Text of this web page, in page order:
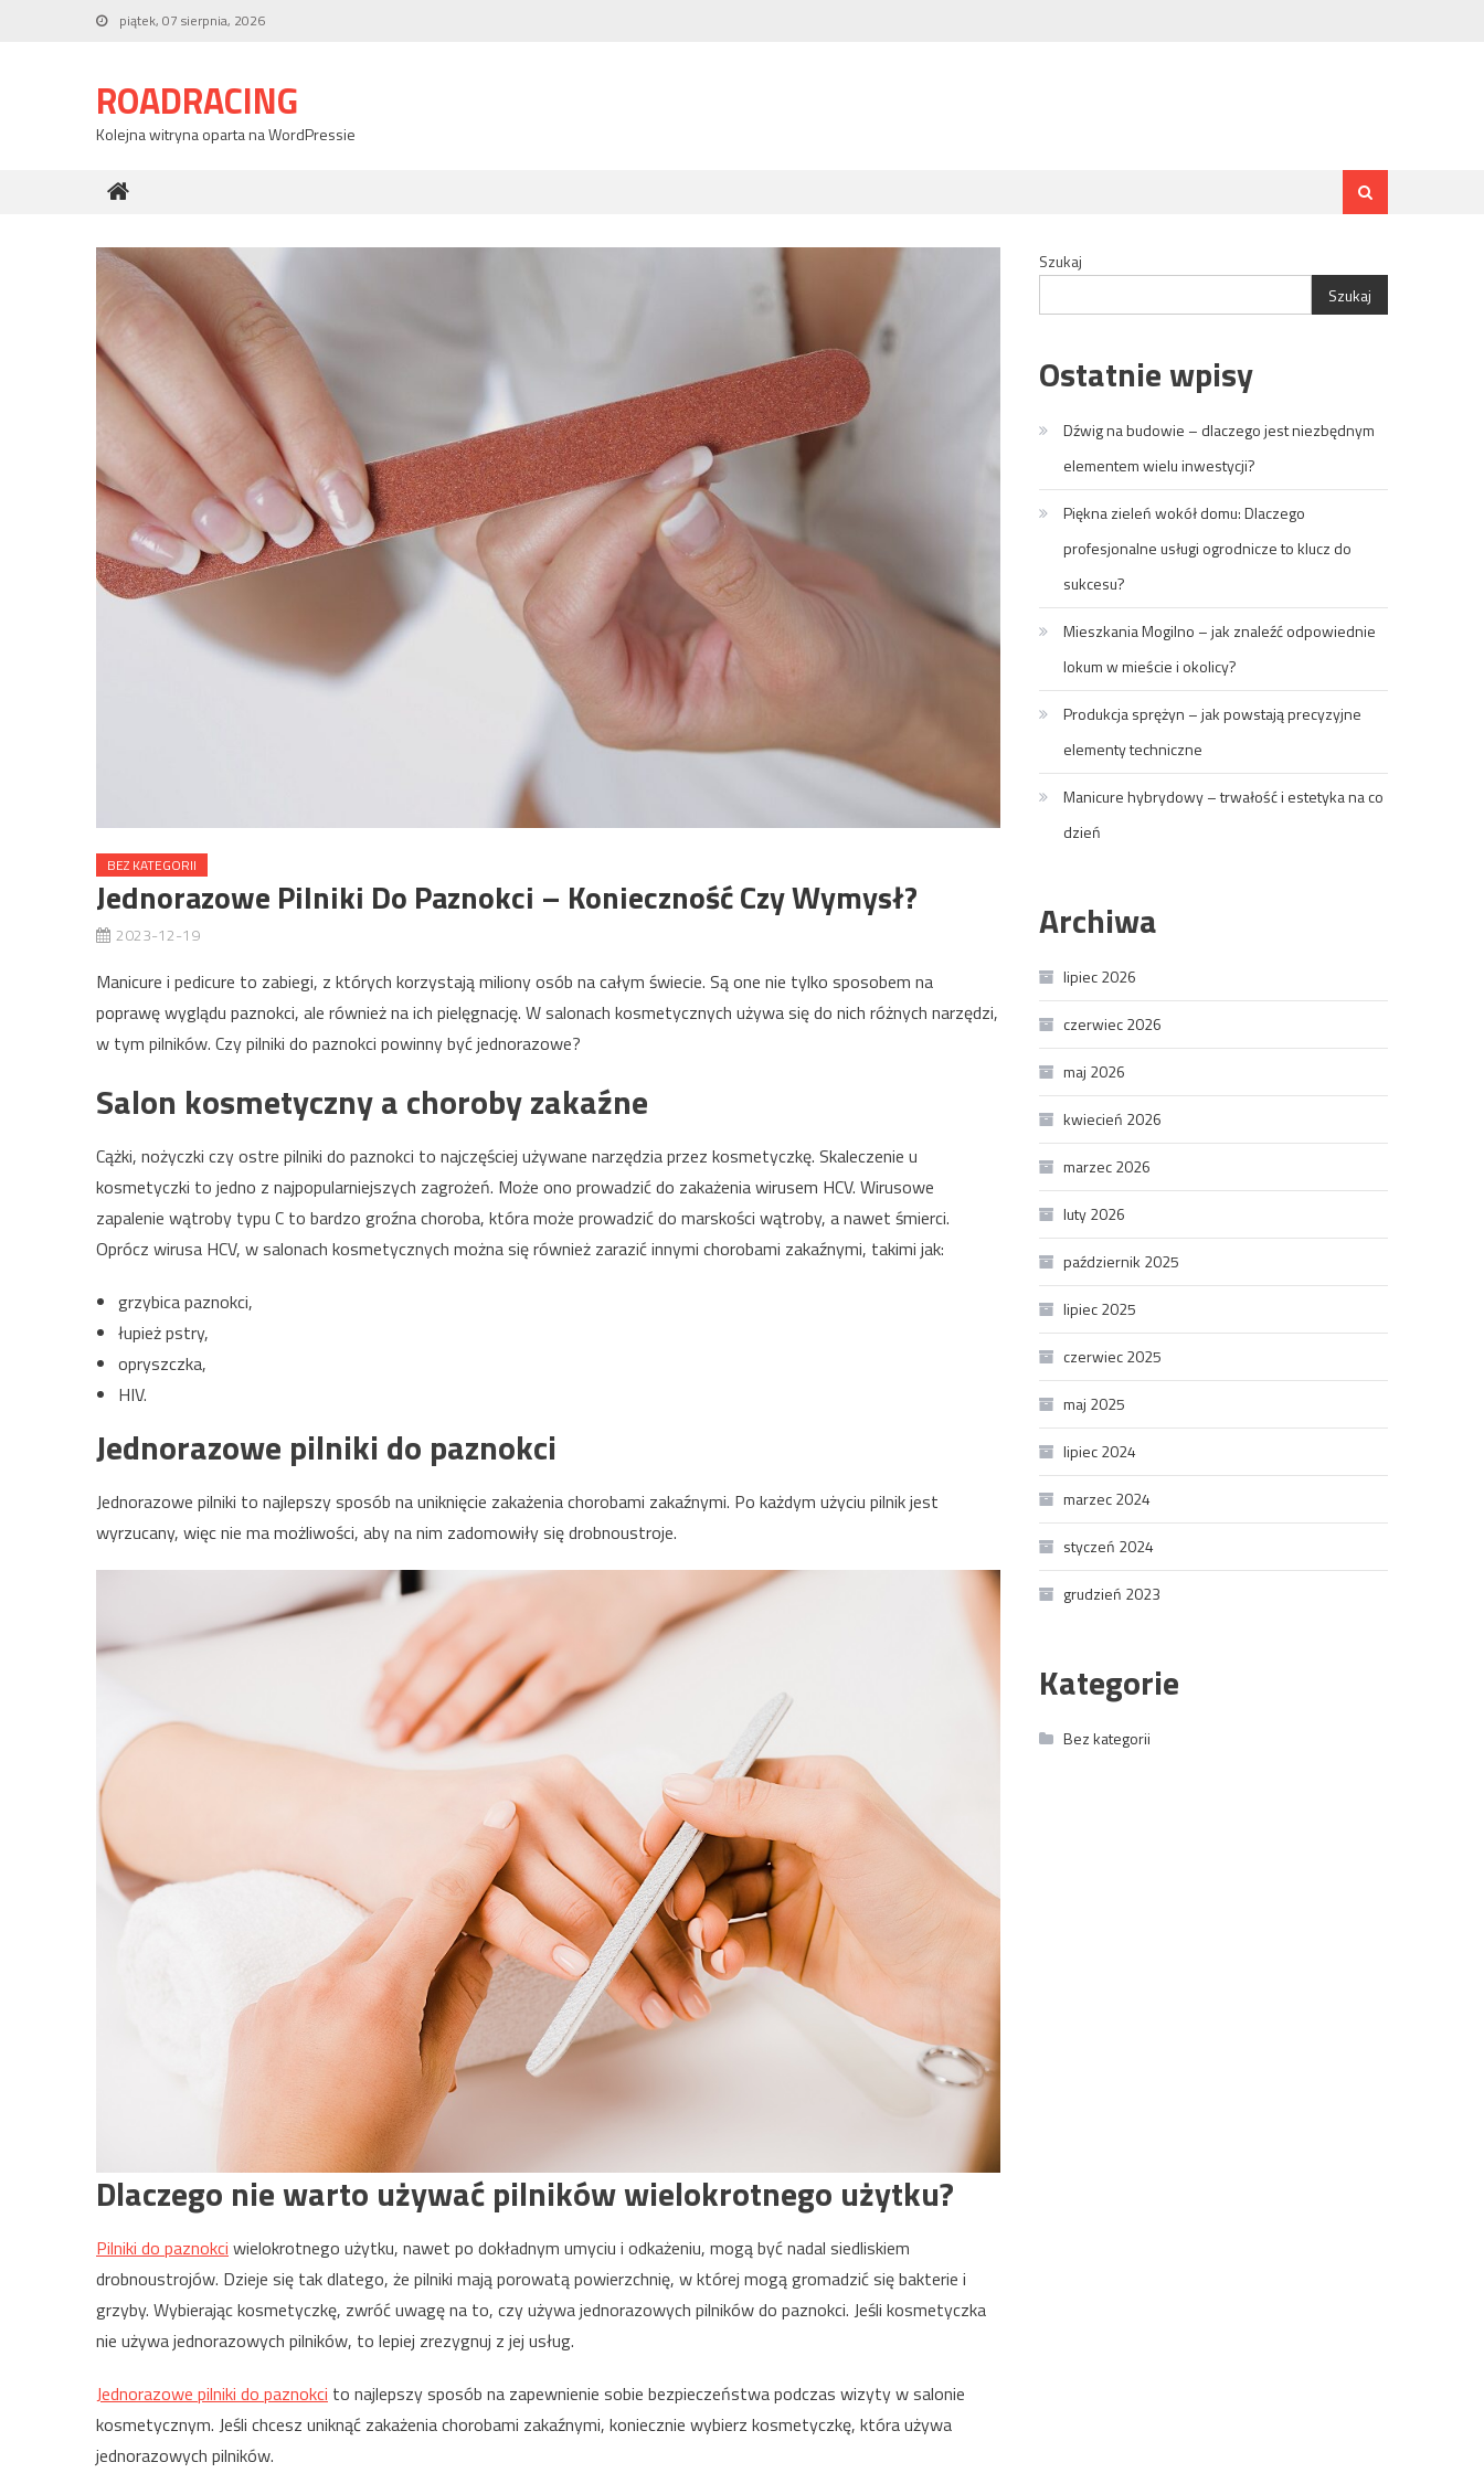
piątek, 07 sierpnia, 2026
ROADRACING
Kolejna witryna oparta na WordPressie
BEZ KATEGORII
Jednorazowe Pilniki Do Paznokci – Konieczność Czy Wymysł?
2023-12-19
Manicure i pedicure to zabiegi, z których korzystają miliony osób na całym świecie. Są one nie tylko sposobem na
poprawę wyglądu paznokci, ale również na ich pielęgnację. W salonach kosmetycznych używa się do nich różnych narzędzi,
w tym pilników. Czy pilniki do paznokci powinny być jednorazowe?
Salon kosmetyczny a choroby zakaźne
Cążki, nożyczki czy ostre pilniki do paznokci to najczęściej używane narzędzia przez kosmetyczkę. Skaleczenie u
kosmetyczki to jedno z najpopularniejszych zagrożeń. Może ono prowadzić do zakażenia wirusem HCV. Wirusowe
zapalenie wątroby typu C to bardzo groźna choroba, która może prowadzić do marskości wątroby, a nawet śmierci.
Oprócz wirusa HCV, w salonach kosmetycznych można się również zarazić innymi chorobami zakaźnymi, takimi jak:
grzybica paznokci,
łupież pstry,
opryszczka,
HIV.
Jednorazowe pilniki do paznokci
Jednorazowe pilniki to najlepszy sposób na uniknięcie zakażenia chorobami zakaźnymi. Po każdym użyciu pilnik jest
wyrzucany, więc nie ma możliwości, aby na nim zadomowiły się drobnoustroje.
Dlaczego nie warto używać pilników wielokrotnego użytku?
Pilniki do paznokci wielokrotnego użytku, nawet po dokładnym umyciu i odkażeniu, mogą być nadal siedliskiem
drobnoustrojów. Dzieje się tak dlatego, że pilniki mają porowatą powierzchnię, w której mogą gromadzić się bakterie i
grzyby. Wybierając kosmetyczkę, zwróć uwagę na to, czy używa jednorazowych pilników do paznokci. Jeśli kosmetyczka
nie używa jednorazowych pilników, to lepiej zrezygnuj z jej usług.
Jednorazowe pilniki do paznokci to najlepszy sposób na zapewnienie sobie bezpieczeństwa podczas wizyty w salonie
kosmetycznym. Jeśli chcesz uniknąć zakażenia chorobami zakaźnymi, koniecznie wybierz kosmetyczkę, która używa
jednorazowych pilników.
Szukaj
Szukaj
Ostatnie wpisy
Dźwig na budowie – dlaczego jest niezbędnym
elementem wielu inwestycji?
Piękna zieleń wokół domu: Dlaczego
profesjonalne usługi ogrodnicze to klucz do
sukcesu?
Mieszkania Mogilno – jak znaleźć odpowiednie
lokum w mieście i okolicy?
Produkcja sprężyn – jak powstają precyzyjne
elementy techniczne
Manicure hybrydowy – trwałość i estetyka na co
dzień
Archiwa
lipiec 2026
czerwiec 2026
maj 2026
kwiecień 2026
marzec 2026
luty 2026
październik 2025
lipiec 2025
czerwiec 2025
maj 2025
lipiec 2024
marzec 2024
styczeń 2024
grudzień 2023
Kategorie
Bez kategorii